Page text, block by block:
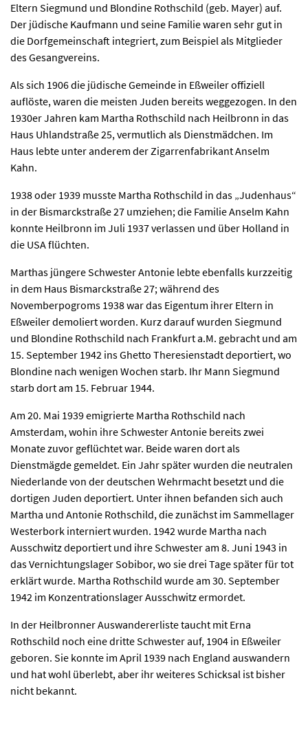
Eltern Siegmund und Blondine Rothschild (geb. Mayer) auf.
Der jüdische Kaufmann und seine Familie waren sehr gut in
die Dorfgemeinschaft integriert, zum Beispiel als Mitglieder
des Gesangvereins.
Als sich 1906 die jüdische Gemeinde in Eßweiler offiziell
auflöste, waren die meisten Juden bereits weggezogen. In den
1930er Jahren kam Martha Rothschild nach Heilbronn in das
Haus Uhlandstraße 25, vermutlich als Dienstmädchen. Im
Haus lebte unter anderem der Zigarrenfabrikant Anselm
Kahn.
1938 oder 1939 musste Martha Rothschild in das „Judenhaus“
in der Bismarckstraße 27 umziehen; die Familie Anselm Kahn
konnte Heilbronn im Juli 1937 verlassen und über Holland in
die USA flüchten.
Marthas jüngere Schwester Antonie lebte ebenfalls kurzzeitig
in dem Haus Bismarckstraße 27; während des
Novemberpogroms 1938 war das Eigentum ihrer Eltern in
Eßweiler demoliert worden. Kurz darauf wurden Siegmund
und Blondine Rothschild nach Frankfurt a.M. gebracht und am
15. September 1942 ins Ghetto Theresienstadt deportiert, wo
Blondine nach wenigen Wochen starb. Ihr Mann Siegmund
starb dort am 15. Februar 1944.
Am 20. Mai 1939 emigrierte Martha Rothschild nach
Amsterdam, wohin ihre Schwester Antonie bereits zwei
Monate zuvor geflüchtet war. Beide waren dort als
Dienstmägde gemeldet. Ein Jahr später wurden die neutralen
Niederlande von der deutschen Wehrmacht besetzt und die
dortigen Juden deportiert. Unter ihnen befanden sich auch
Martha und Antonie Rothschild, die zunächst im Sammellager
Westerbork interniert wurden. 1942 wurde Martha nach
Ausschwitz deportiert und ihre Schwester am 8. Juni 1943 in
das Vernichtungslager Sobibor, wo sie drei Tage später für tot
erklärt wurde. Martha Rothschild wurde am 30. September
1942 im Konzentrationslager Ausschwitz ermordet.
In der Heilbronner Auswandererliste taucht mit Erna
Rothschild noch eine dritte Schwester auf, 1904 in Eßweiler
geboren. Sie konnte im April 1939 nach England auswandern
und hat wohl überlebt, aber ihr weiteres Schicksal ist bisher
nicht bekannt.